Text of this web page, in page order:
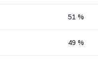
51 %
49 %